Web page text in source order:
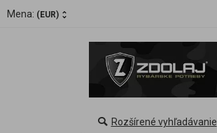
Mena: (EUR)
Rozšírené vyhľadávanie